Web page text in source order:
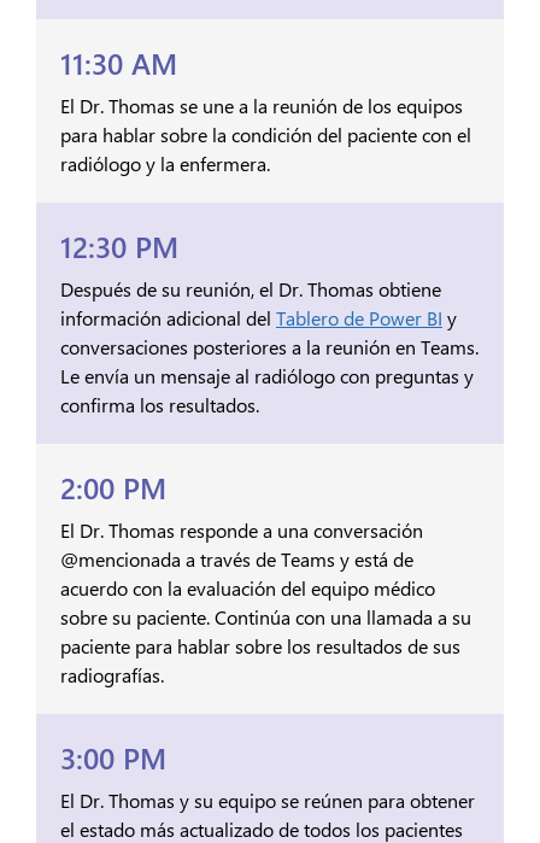
11:30 AM
El Dr. Thomas se une a la reunión de los equipos
para hablar sobre la condición del paciente con el
radiólogo y la enfermera.
12:30 PM
Después de su reunión, el Dr. Thomas obtiene
información adicional del Tablero de Power BI y
conversaciones posteriores a la reunión en Teams.
Le envía un mensaje al radiólogo con preguntas y
confirma los resultados.
2:00 PM
El Dr. Thomas responde a una conversación
@mencionada a través de Teams y está de
acuerdo con la evaluación del equipo médico
sobre su paciente. Continúa con una llamada a su
paciente para hablar sobre los resultados de sus
radiografías.
3:00 PM
El Dr. Thomas y su equipo se reúnen para obtener
el estado más actualizado de todos los pacientes